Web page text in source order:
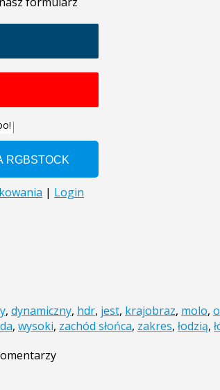
, dynamiczny, hdr, jest, krajobraz, molo,
, wysoki, zachód słońca, zakres, łodzią,